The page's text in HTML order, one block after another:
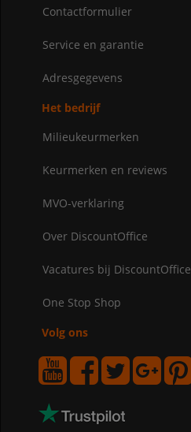
Contactformulier
Service en garantie
Adresgegevens
Het bedrijf
Milieukeurmerken
Keurmerken en reviews
MVO-verklaring
Over DiscountOffice
Vacatures bij DiscountOffice
One Stop Shop
Volg ons